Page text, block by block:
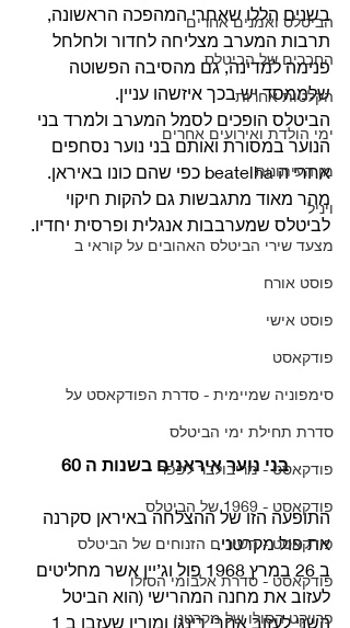
הביטלס ואמנים אחרים
החברים של הביטלס
הקלטות אחרות
ימי הולדת ואירועים אחרים
מן העיתונות
ויניל
מצעד שירי הביטלס האהובים על קוראי ב
פוסט אורח
פוסט אישי
פודקאסט
סימפוניה שמיימית - סדרת הפודקאסט על
סדרת תחילת ימי הביטלס
פודקאסט - מריבולבר לפפר
פודקאסט - 1969 של הביטלס
פודקאסט - השירים הזנוחים של הביטלס
פודקאסט - סדרת אלבומי הסולו
פרויקט הסולו של מקרטני
בשנים הללו שאחרי המהפכה הראשונה,
תרבות המערב מצליחה לחדור ולחלחל
פנימה למדינה, גם מהסיבה הפשוטה
שלממסד יש בכך איזשהו עניין.
הביטלס הופכים לסמל המערב ולמרד בני
הנוער במסורת ואותם בני נוער נסחפים
אחרי ה beatelha כפי שהם כונו באיראן.
מהר מאוד מתגבשות גם להקות חיקוי
לביטלס שמערבבות אנגלית ופרסית יחדיו.
בני נוער איראנים בשנות ה 60
התופעה הזו של ההצלחה באיראן סקרנה
את פול מקרטני.
ב 26 במרץ 1968 פול וג’יין אשר מחליטים
לעזוב את מחנה המהרישי (הוא הביטל